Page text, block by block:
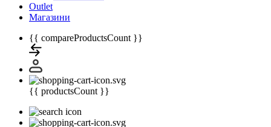
Outlet
Магазини
{{ compareProductsCount }}
{{ productsCount }}